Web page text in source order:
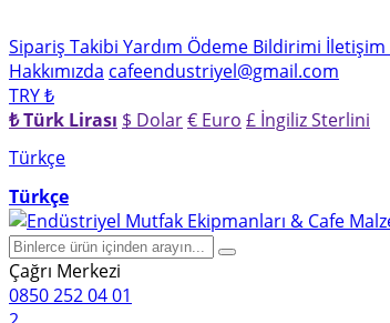
Sipariş Takibi Yardım Ödeme Bildirimi İletişim
Hakkımızda cafeendustriyel@gmail.com
TRY ₺
₺ Türk Lirası $ Dolar€ Euro £ İngiliz Sterlini
Türkçe
Türkçe
Çağrı Merkezi
0850 252 04 01